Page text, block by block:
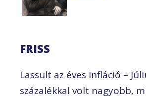
FRISS
Lassult az éves infláció –
százalékkal volt nagyobb,